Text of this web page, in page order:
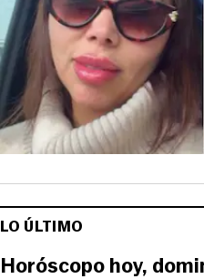
LO ÚLTIMO
Horóscopo hoy,